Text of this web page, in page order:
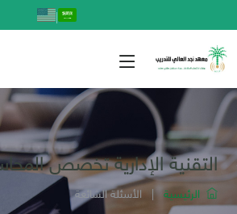
|
التقنية الإدارية تخصص
الرئيسية| الأسئلة الشائعة